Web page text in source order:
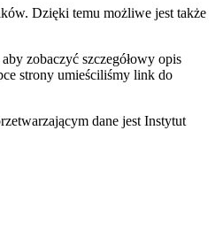
Dzięki temu możliwe jest także
aby zobaczyć szczegółowy opis
strony umieściliśmy link do
dane jest Instytut